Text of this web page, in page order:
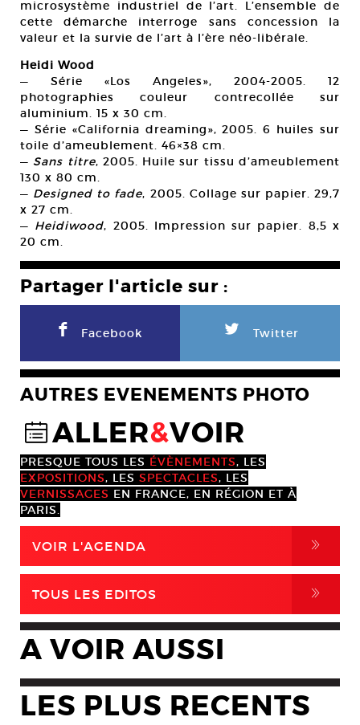
microsystème industriel de l’art. L’ensemble de
cette démarche interroge sans concession la
valeur et la survie de l’art à l’ère néo-libérale.
Heidi Wood
— Série «Los Angeles», 2004-2005. 12
photographies couleur contrecollée sur
aluminium. 15 x 30 cm.
— Série «California dreaming», 2005. 6 huiles sur
toile d’ameublement. 46×38 cm.
— Sans titre, 2005. Huile sur tissu d’ameublement
130 x 80 cm.
— Designed to fade, 2005. Collage sur papier. 29,7
x 27 cm.
— Heidiwood, 2005. Impression sur papier. 8,5 x
20 cm.
Partager l'article sur :
F Facebook L Twitter
AUTRES EVENEMENTS PHOTO
@ALLER&VOIR
PRESQUE TOUS LES ÉVÈNEMENTS, LES
EXPOSITIONS, LES SPECTACLES, LES
VERNISSAGES EN FRANCE, EN RÉGION ET À
PARIS.
VOIR L'AGENDA ,
TOUS LES EDITOS ,
A VOIR AUSSI
LES PLUS RECENTS